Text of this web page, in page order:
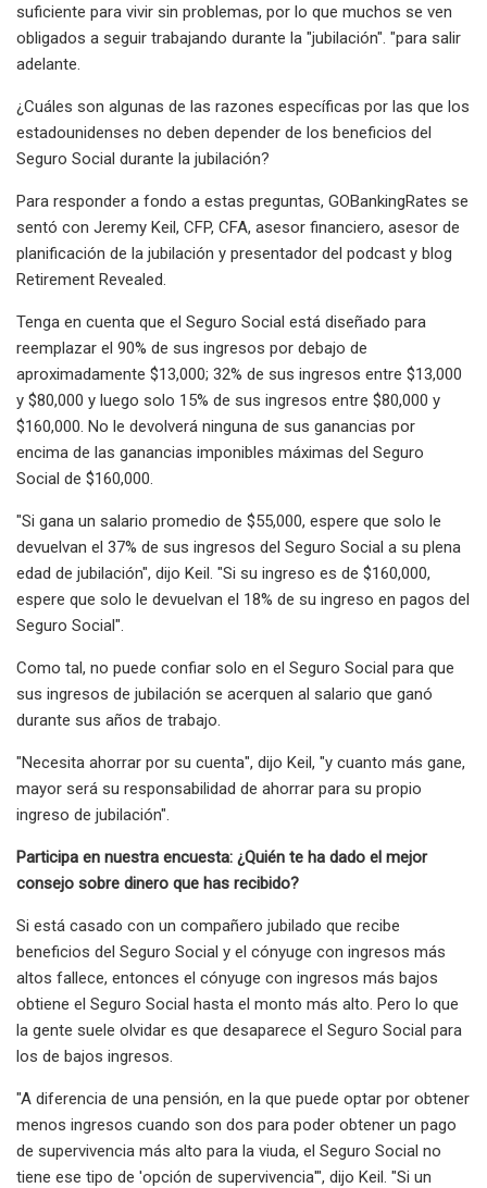
suficiente para vivir sin problemas, por lo que muchos se ven
obligados a seguir trabajando durante la "jubilación". "para salir
adelante.
¿Cuáles son algunas de las razones específicas por las que los
estadounidenses no deben depender de los beneficios del
Seguro Social durante la jubilación?
Para responder a fondo a estas preguntas, GOBankingRates se
sentó con Jeremy Keil, CFP, CFA, asesor financiero, asesor de
planificación de la jubilación y presentador del podcast y blog
Retirement Revealed.
Tenga en cuenta que el Seguro Social está diseñado para
reemplazar el 90% de sus ingresos por debajo de
aproximadamente $13,000; 32% de sus ingresos entre $13,000
y $80,000 y luego solo 15% de sus ingresos entre $80,000 y
$160,000. No le devolverá ninguna de sus ganancias por
encima de las ganancias imponibles máximas del Seguro
Social de $160,000.
"Si gana un salario promedio de $55,000, espere que solo le
devuelvan el 37% de sus ingresos del Seguro Social a su plena
edad de jubilación", dijo Keil. "Si su ingreso es de $160,000,
espere que solo le devuelvan el 18% de su ingreso en pagos del
Seguro Social".
Como tal, no puede confiar solo en el Seguro Social para que
sus ingresos de jubilación se acerquen al salario que ganó
durante sus años de trabajo.
"Necesita ahorrar por su cuenta", dijo Keil, "y cuanto más gane,
mayor será su responsabilidad de ahorrar para su propio
ingreso de jubilación".
Participa en nuestra encuesta: ¿Quién te ha dado el mejor
consejo sobre dinero que has recibido?
Si está casado con un compañero jubilado que recibe
beneficios del Seguro Social y el cónyuge con ingresos más
altos fallece, entonces el cónyuge con ingresos más bajos
obtiene el Seguro Social hasta el monto más alto. Pero lo que
la gente suele olvidar es que desaparece el Seguro Social para
los de bajos ingresos.
"A diferencia de una pensión, en la que puede optar por obtener
menos ingresos cuando son dos para poder obtener un pago
de supervivencia más alto para la viuda, el Seguro Social no
tiene ese tipo de 'opción de supervivencia'", dijo Keil. "Si un